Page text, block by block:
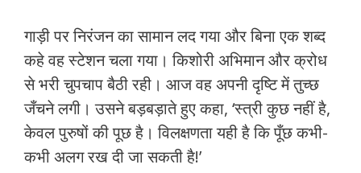
गाड़ी पर निरंजन का सामान लद गया और बिना एक शब्द
कहे वह स्टेशन चला गया। किशोरी अभिमान और क्रोध
से भरी चुपचाप बैठी रही। आज वह अपनी दृष्टि में तुच्छ
जँचने लगी। उसने बड़बड़ाते हुए कहा, ‘स्त्री कुछ नहीं है,
केवल पुरुषों की पूछ है। विलक्षणता यही है कि पूँछ कभी-
कभी अलग रख दी जा सकती है!’